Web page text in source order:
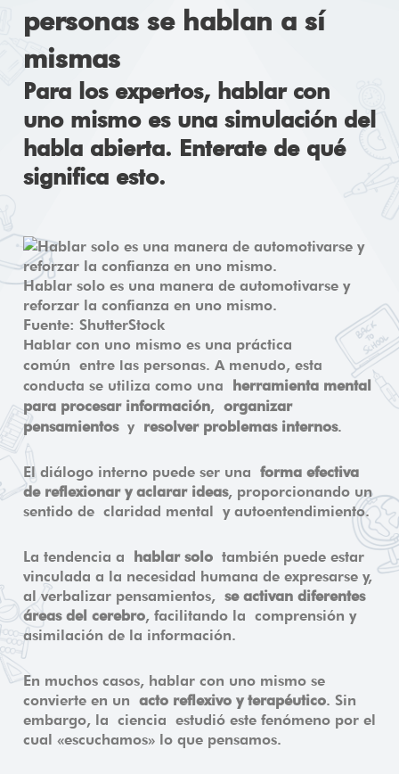
personas se hablan a sí
mismas
Para los expertos, hablar con
uno mismo es una simulación del
habla abierta. Enterate de qué
significa esto.
Hablar solo es una manera de automotivarse y
reforzar la confianza en uno mismo.
Fuente: ShutterStock
Hablar con uno mismo es una práctica
común entre las personas. A menudo, esta
conducta se utiliza como una herramienta mental
para procesar información, organizar
pensamientosy resolver problemas internos.
El diálogo interno puede ser una forma efectiva
de reflexionar y aclarar ideas, proporcionando un
sentido de claridad mental y autoentendimiento.
La tendencia a hablar solo también puede estar
vinculada a la necesidad humana de expresarse y,
al verbalizar pensamientos, se activan diferentes
áreas del cerebro, facilitando la comprensión y
asimilación de la información.
En muchos casos, hablar con uno mismo se
convierte en un acto reflexivo y terapéutico. Sin
embargo, la ciencia estudió este fenómeno por el
cual «escuchamos» lo que pensamos.